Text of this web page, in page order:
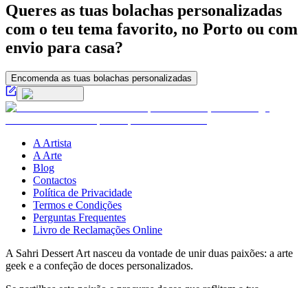
Queres as tuas bolachas personalizadas
com o teu tema favorito, no Porto ou com
envio para casa?
Encomenda as tuas bolachas personalizadas
A Artista
A Arte
Blog
Contactos
Política de Privacidade
Termos e Condições
Perguntas Frequentes
Livro de Reclamações Online
A Sahri Dessert Art nasceu da vontade de unir duas paixões: a arte
geek e a confeção de doces personalizados.